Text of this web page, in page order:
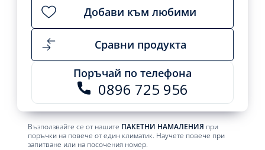
Добави към любими
Сравни продукта
Поръчай по телефона
0896 725 956
Възползвайте се от нашите ПАКЕТНИ НАМАЛЕНИЯ при
поръчки на повече от един климатик. Научете повече при
запитване или на посочения номер.